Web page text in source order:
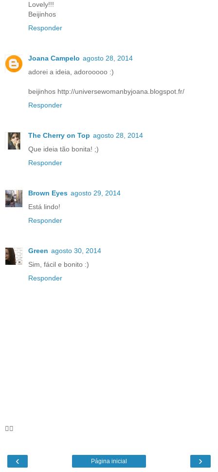
Lovely!!!
Beijinhos
Responder
Joana Campelo agosto 28, 2014
adorei a ideia, adorooooo :)
beijinhos http://universewomanbyjoana.blogspot.fr/
Responder
The Cherry on Top agosto 28, 2014
Que ideia tão bonita! ;)
Responder
Brown Eyes agosto 29, 2014
Está lindo!
Responder
Green agosto 30, 2014
Sim, fácil e bonito :)
Responder
🦸‍♀️
‹ ›
Página inicial